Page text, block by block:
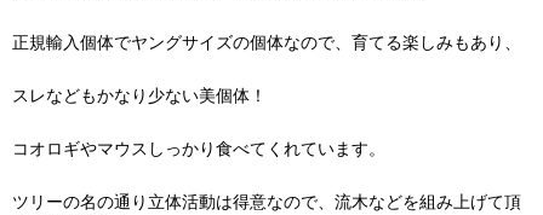
正規輸入個体でヤングサイズの個体なので、育てる楽しみもあり、
スレなどもかなり少ない美個体！
コオロギやマウスしっかり食べてくれています。
ツリーの名の通り立体活動は得意なので、流木などを組み上げて頂